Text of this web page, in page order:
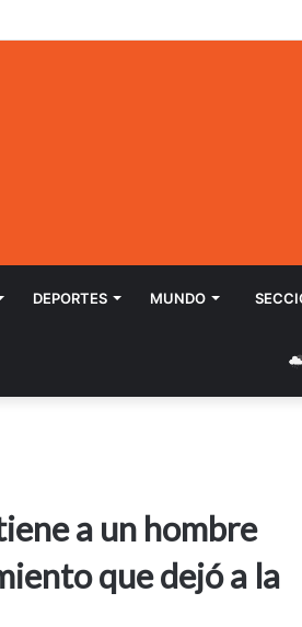
DEPORTES MUNDO
a un hombre
que dejó a la